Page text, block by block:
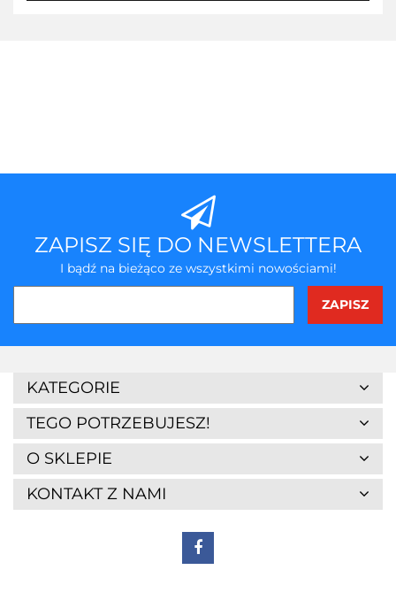
7Days
ZAPISZ SIĘ DO NEWSLETTERA
I bądź na bieżąco ze wszystkimi nowościami!
KATEGORIE
TEGO POTRZEBUJESZ!
O SKLEPIE
KONTAKT Z NAMI